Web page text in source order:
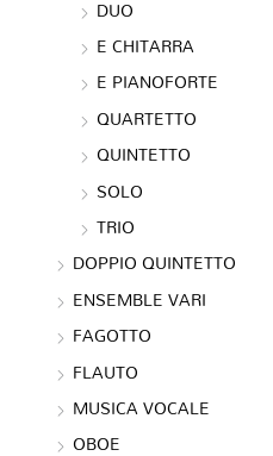
DUO
E CHITARRA
E PIANOFORTE
QUARTETTO
QUINTETTO
SOLO
TRIO
DOPPIO QUINTETTO
ENSEMBLE VARI
FAGOTTO
FLAUTO
MUSICA VOCALE
OBOE